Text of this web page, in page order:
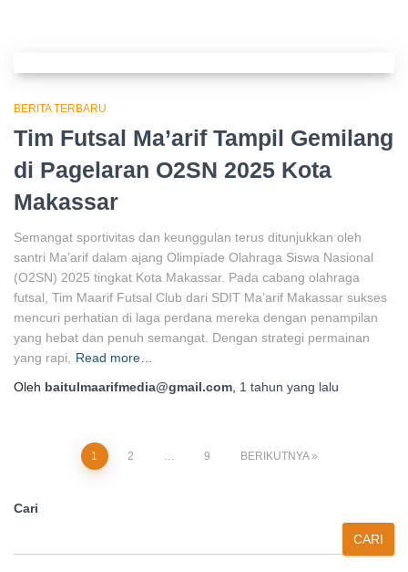
BERITA TERBARU
Tim Futsal Ma’arif Tampil Gemilang
di Pagelaran O2SN 2025 Kota
Makassar
Semangat sportivitas dan keunggulan terus ditunjukkan oleh
santri Ma’arif dalam ajang Olimpiade Olahraga Siswa Nasional
(O2SN) 2025 tingkat Kota Makassar. Pada cabang olahraga
futsal, Tim Maarif Futsal Club dari SDIT Ma’arif Makassar sukses
mencuri perhatian di laga perdana mereka dengan penampilan
yang hebat dan penuh semangat. Dengan strategi permainan
yang rapi,
Read more…
Oleh baitulmaarifmedia@gmail.com 1 tahun yang lalu
Paginasi
pos
1 2 … 9 BERIKUTNYA
Cari
CARI